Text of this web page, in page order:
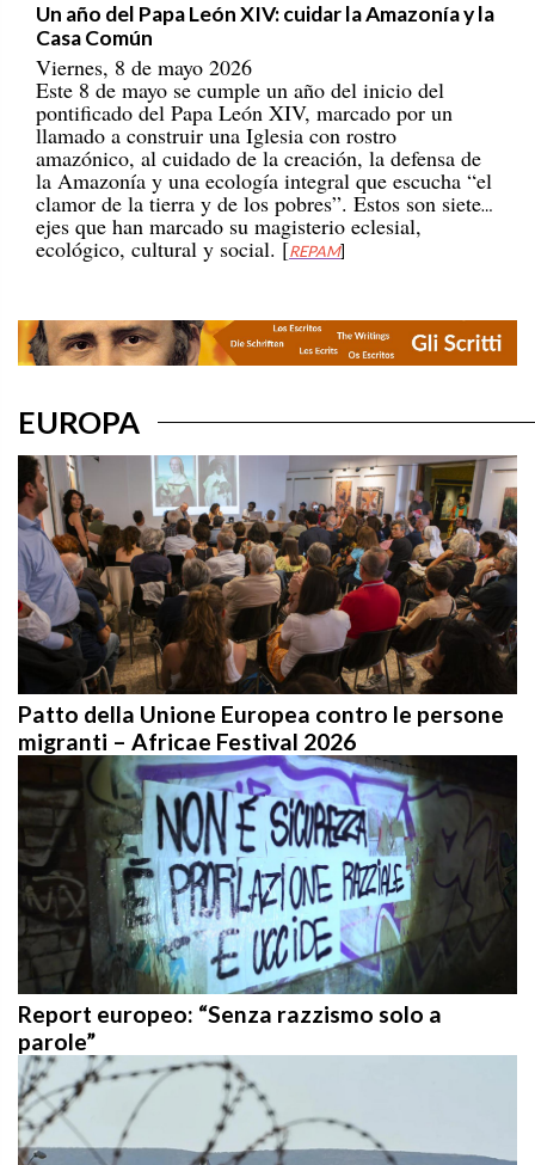
Un año del Papa León XIV: cuidar la Amazonía y la
Casa Común
Viernes, 8 de mayo 2026
Este 8 de mayo se cumple un año del inicio del
pontificado del Papa León XIV, marcado por un
llamado a construir una Iglesia con rostro
amazónico, al cuidado de la creación, la defensa de
la Amazonía y una ecología integral que escucha “el
clamor de la tierra y de los pobres”. Estos son siete
ejes que han marcado su magisterio eclesial,
ecológico, cultural y social. [REPAM]
EUROPA
Patto della Unione Europea contro le persone
migranti – Africae Festival 2026
Report europeo: “Senza razzismo solo a
parole”